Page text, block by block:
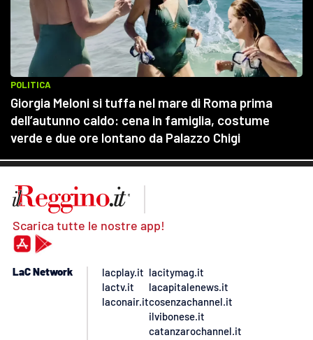
Scarica tutte le nostre app!
LaC Network
lacplay.it
lactv.it
laconair.it
lacitymag.it
lacapitalenews.it
cosenzachannel.it
ilvibonese.it
catanzarochannel.it